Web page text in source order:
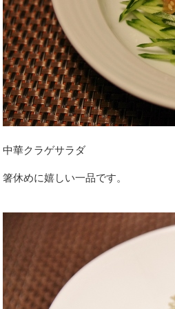
中華クラゲサラダ
箸休めに嬉しい一品です。